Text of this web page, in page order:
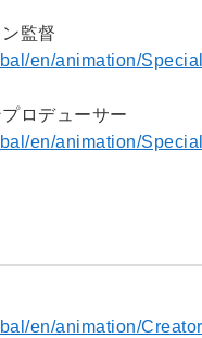
監督
en/animation/
ロデューサー
en/animation/
en/animation/